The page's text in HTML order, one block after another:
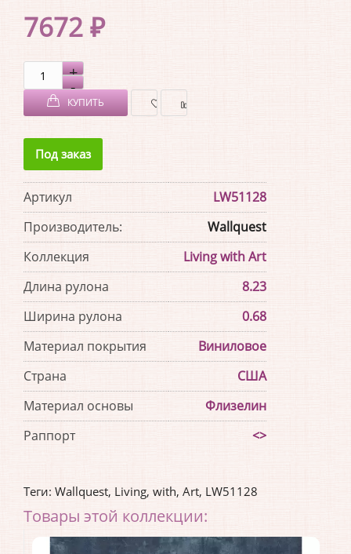
7672 ₽
КУПИТЬ
Под заказ
Артикул
LW51128
Производитель:
Wallquest
Коллекция
Living with Art
Длина рулона
8.23
Ширина рулона
0.68
Материал покрытия
Виниловое
Страна
США
Материал основы
Флизелин
Раппорт
<>
Теги: Wallquest, Living, with, Art, LW51128
Товары этой коллекции: